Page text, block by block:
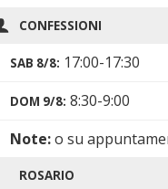
CONFESSIONI
SAB 8/8: 17:00-17:30
DOM 9/8: 8:30-9:00
Note:o su
ROSARIO